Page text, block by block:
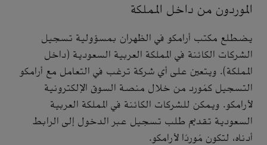
الموردون من داخل المملكة
يضطلع مكتب أرامكو في الظهران بمسؤولية تسجيل
الشركات الكائنة في المملكة العربية السعودية (داخل
المملكة). ويتعين على أي شركة ترغب في التعامل مع أرامكو
التسجيل كمُورد من خلال منصة السوق الإلكترونية
لأرامكو. ويمكن للشركات الكائنة في المملكة العربية
السعودية تقديم طلب تسجيل عبر الدخول إلى الرابط
أدناه، لتكون مُوردًا لأرامكو.